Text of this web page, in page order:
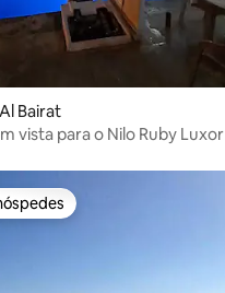
Bairat
vista para o Nilo Ruby Luxor
mais apreciados